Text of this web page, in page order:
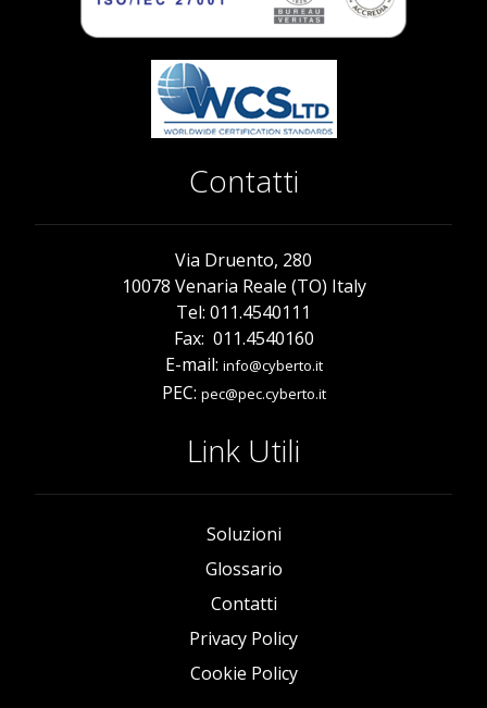
Contatti
Via Druento, 280
10078 Venaria Reale (TO) Italy
Tel: 011.4540111
Fax: 011.4540160
E-mail: info@cyberto.it
PEC: pec@pec.cyberto.it
Link Utili
Soluzioni
Glossario
Contatti
Privacy Policy
Cookie Policy